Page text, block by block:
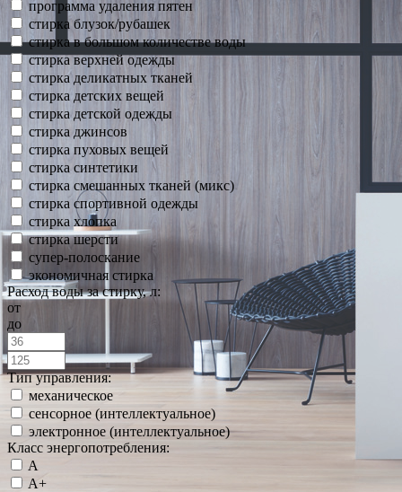
программа удаления пятен
стирка блузок/рубашек
стирка в большом количестве воды
стирка верхней одежды
стирка деликатных тканей
стирка детских вещей
стирка детской одежды
стирка джинсов
стирка пуховых вещей
стирка синтетики
стирка смешанных тканей (микс)
стирка спортивной одежды
стирка хлопка
стирка шерсти
супер-полоскание
экономичная стирка
Расход воды за стирку, л:
от
до
Тип управления:
механическое
сенсорное (интеллектуальное)
электронное (интеллектуальное)
Класс энергопотребления:
A
A+